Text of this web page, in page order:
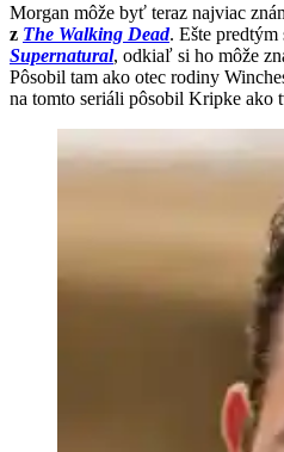
Morgan môže byť teraz najviac
z The Walking Dead. Ešte
Supernatural, odkiaľ si ho môže
Pôsobil tam ako otec rodiny
na tomto seriáli pôsobil Kripke ako